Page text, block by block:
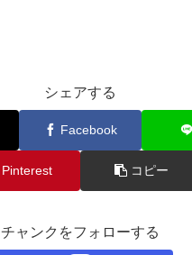
シェアする
Facebook
Pinterest コピー
チャンクをフォローする